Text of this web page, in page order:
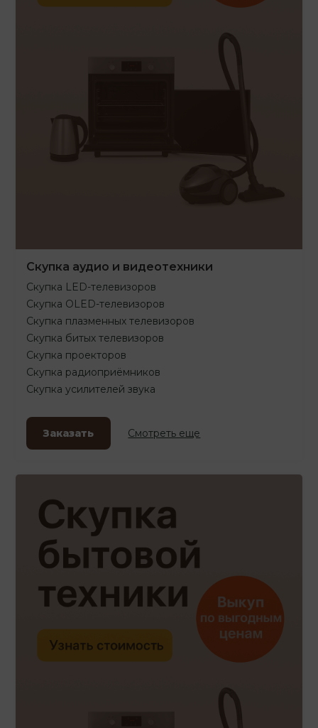
Скупка аудио и видеотехники
Скупка LED-телевизоров
Скупка OLED-телевизоров
Скупка плазменных телевизоров
Скупка битых телевизоров
Скупка проекторов
Скупка радиоприёмников
Скупка усилителей звука
Заказать Смотреть еще